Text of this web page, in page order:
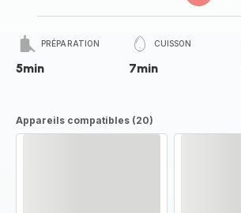
PRÉPARATION
5min
CUISSON
7min
Appareils compatibles (20)